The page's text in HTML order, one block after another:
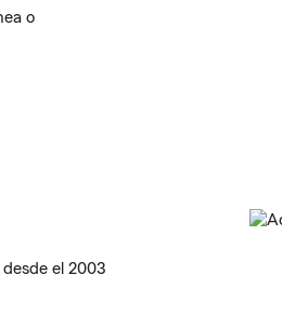
o
el 2003